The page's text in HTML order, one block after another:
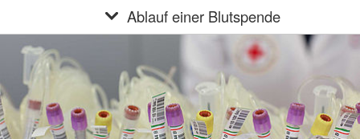
Ablauf einer Blutspende